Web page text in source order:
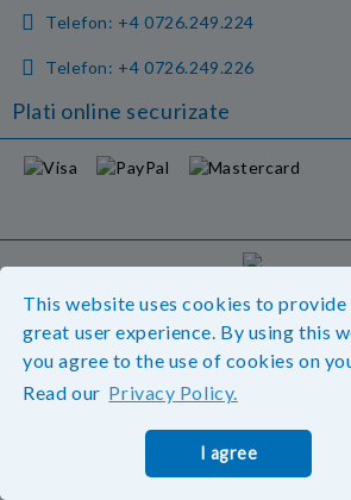
This website uses cookies to provide
great user experience. By using this
you agree to the use of cookies on
Read our Privacy Policy.
I agree
Telefon: +4 0726.249.224
Telefon: +4 0726.249.226
Plati online securizate
Magazinul nostru respecta 100%
Vedeti detalii.